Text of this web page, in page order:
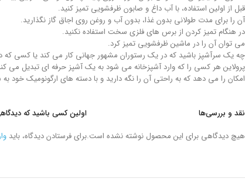
قبل از اولین استفاده، با آب داغ و صابون ظرفشویی تمیز کنید.
آن را برای مدت طولانی بدون غذا، بدون آب و روغن روی اجاق گاز نگذارید.
در هنگام تمیز کردن از برس های فلزی سخت استفاده نکنید.
می توان آن را در ماشین ظرفشویی تمیز کرد.
چه یک سرآشپز باشید که در یک رستوران مشهور جهانی کار می کند یا کسی که
پرولاین هر کسی را که وارد آشپزخانه می شود به یک آشپز حرفه ای تبدیل می
امکان را می دهد که به راحتی آن را نگه دارید و با دسته های ارگونومیک خود
نقد و بررسی‌ها
هیچ دیدگاهی برای این محصول نوشته نشده است.
اولین کسی باشید که دیدگاهی می نویسد “قابلمه 40*25
برای فرستادن دیدگاه، باید